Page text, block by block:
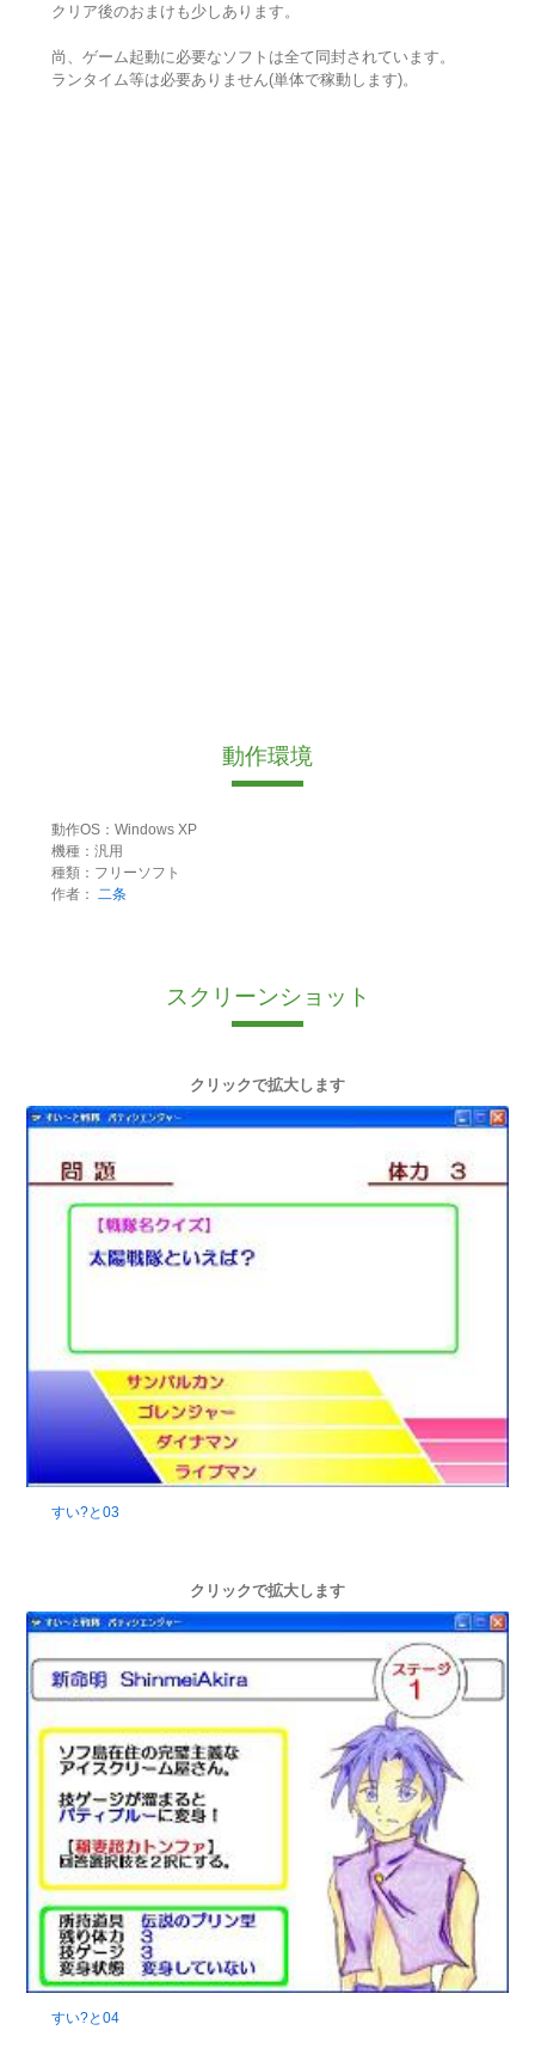
クリア後のおまけも少しあります。
尚、ゲーム起動に必要なソフトは全て同封されています。
ランタイム等は必要ありません(単体で稼動します)。
動作環境
動作OS：Windows XP
機種：汎用
種類：フリーソフト
作者： 二条
スクリーンショット
クリックで拡大します
すい?と03
クリックで拡大します
すい?と04